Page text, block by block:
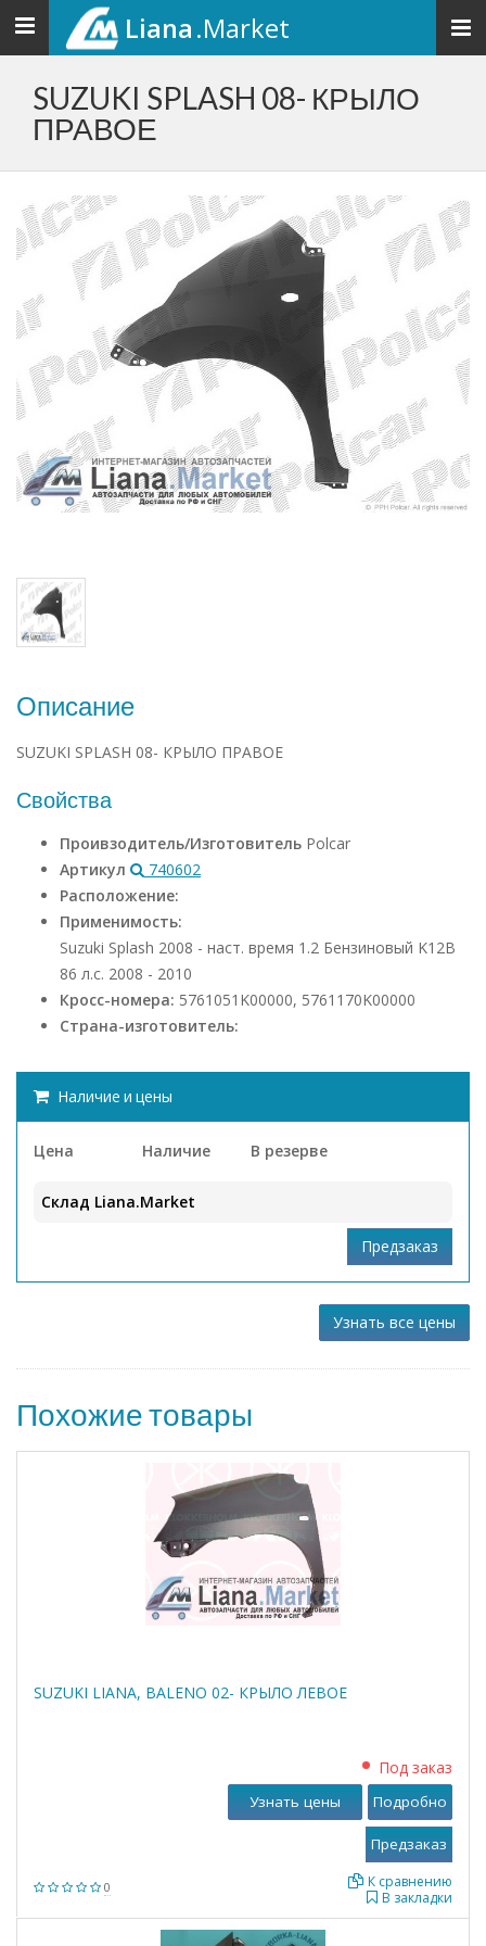
Toggle
navigation
Liana.Market
SUZUKI SPLASH 08- КРЫЛО
ПРАВОЕ
Описание
SUZUKI SPLASH 08- КРЫЛО ПРАВОЕ
Свойства
Проивзодитель/Изготовитель Polcar
Артикул
740602
Расположение:
Применимость:
Suzuki Splash 2008 - наст. время 1.2 Бензиновый K12B
86 л.с. 2008 - 2010
Кросс-номера: 5761051K00000, 5761170K00000
Страна-изготовитель:
Наличие и цены
Цена Наличие В резерве
Склад Liana.Market
Узнать все цены
Похожие товары
SUZUKI LIANA, BALENO 02- КРЫЛО ЛЕВОЕ
0
Под заказ
В закладки
К сравнению
Узнать цены Подробно